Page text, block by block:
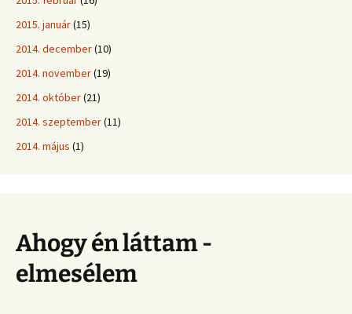
2015. január(15)
2014. december(10)
2014. november(19)
2014. október(21)
2014. szeptember(11)
2014. május (1)
Ahogy én láttam -
elmesélem